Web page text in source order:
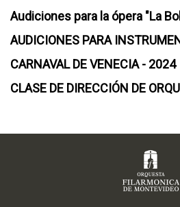
Audiciones para la ópera "La
AUDICIONES PARA
CARNAVAL DE VENECIA - 2024
CLASE DE DIRECCIÓN DE